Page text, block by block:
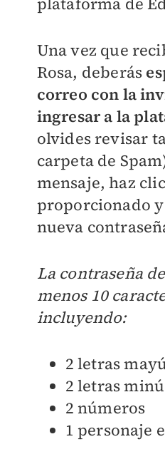
Una vez que
Rosa, deberás
correo con la
ingresar a la
olvides revisar
carpeta de
mensaje, haz
proporcionado
nueva
La contraseña
menos 10
incluyendo:
2 letras
2 letras
2 números
1 personaje